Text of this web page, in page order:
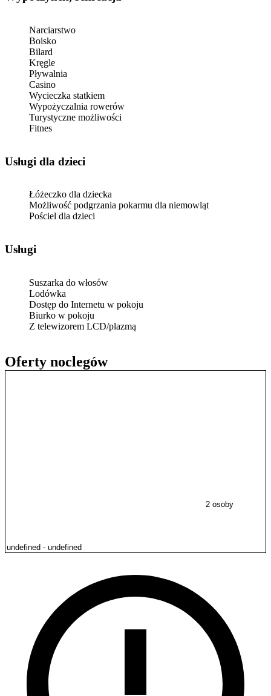
Oferty noclegów
2 osoby
Narciarstwo
Boisko
Bilard
Kręgle
Pływalnia
Casino
Wycieczka statkiem
Wypożyczalnia rowerów
Turystyczne możliwości
Fitnes
usługi dla dzieci
Łóżeczko dla dziecka
Możliwość podgrzania pokarmu dla niemowląt
Pościel dla dzieci
Usługi
Suszarka do włosów
Lodówka
Dostęp do Internetu w pokoju
Biurko w pokoju
Z telewizorem LCD/plazmą